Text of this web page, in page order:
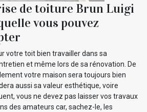
de toiture Brun Luigi
vous pouvez
votre toit bien travailler dans sa
et même lors de sa rénovation. De
votre maison sera toujours bien
aussi sa valeur esthétique, voire
vous ne devez pas laisser vos travaux
des amateurs car, sachez-le, les